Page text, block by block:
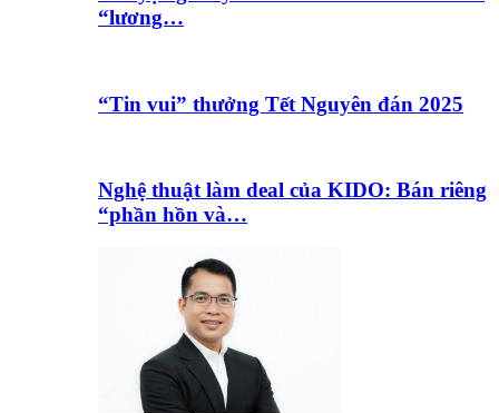
“lương…
“Tin vui” thưởng Tết Nguyên đán 2025
Nghệ thuật làm deal của KIDO: Bán riêng
“phần hồn và…